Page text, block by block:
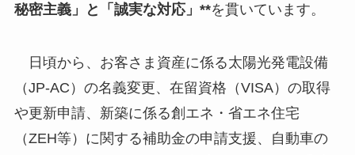
秘密主義」と「誠実な対応」**を貫いています。
日頃から、お客さま資産に係る太陽光発電設備
（JP-AC）の名義変更、在留資格（VISA）の取得
や更新申請、新築に係る創エネ・省エネ住宅
（ZEH等）に関する補助金の申請支援、自動車の